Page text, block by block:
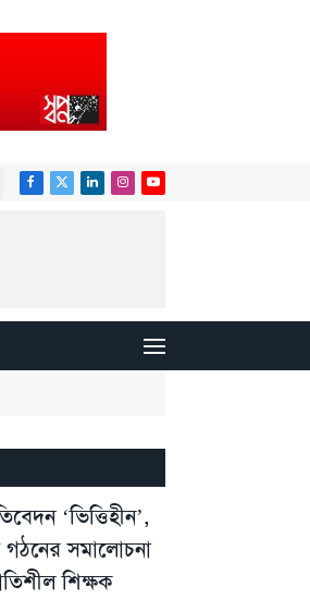
Facebook
X
LinkedInInstagram
YouTube
‘ভিত্তিহীন’,
গঠনের সমালোচনা
শিক্ষক